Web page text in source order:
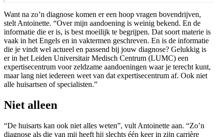
Want na zo’n diagnose komen er een hoop vragen bovendrijven,
stelt Antoinette. “Over mijn aandoening is weinig bekend. En de
informatie die er is, is best moeilijk te begrijpen. Dat soort materie is
vaak in het Engels en in vaktermen geschreven. En is de informatie
die je vindt wel actueel en passend bij jouw diagnose? Gelukkig is
er in het Leiden Universitair Medisch Centrum (LUMC) een
expertisecentrum voor zeldzame aandoeningen waar je terecht kunt,
maar lang niet iedereen weet van dat expertisecentrum af. Ook niet
alle huisartsen of specialisten.”
Niet alleen
“De huisarts kan ook niet alles weten”, vult Antoinette aan. “Zo’n
diagnose als die van mij heeft hij slechts één keer in zijn carrière